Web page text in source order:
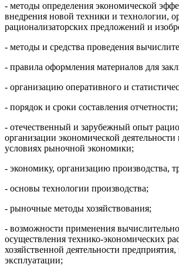
- методы определения экономической
внедрения новой техники и технологии,
рационализаторских предложений и
- методы и средства проведения
- правила оформления материалов для
- организацию оперативного и
- порядок и сроки составления отчетности;
- отечественный и зарубежный опыт
организации экономической деятельности
условиях рыночной экономики;
- экономику, организацию производства,
- основы технологии производства;
- рыночные методы хозяйствования;
- возможности применения
осуществления технико-экономических
хозяйственной деятельности предприятия,
эксплуатации;